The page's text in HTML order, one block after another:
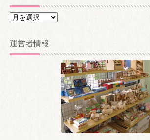
ア
カ
イ
運営者情報